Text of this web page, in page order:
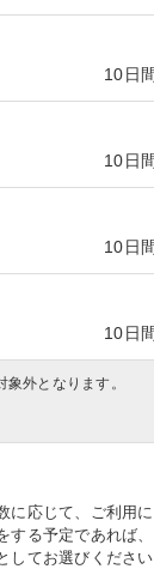
10日
10日
10日
10日
外となります。
に応じて、ご利用
する予定であれば
てお選びください